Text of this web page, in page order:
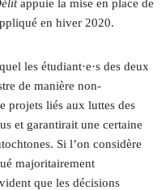
appuie la mise en place de
en hiver 2020.
les étudiant·e·s des deux
de manière non-
projets liés aux luttes des
et garantirait une certaine
Si l’on considère
majoritairement
que les décisions